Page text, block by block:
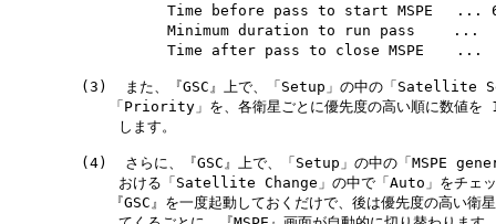
Time before pass to start MSPE　 ...
Minimum duration to run pass　　 ...  3
Time after pass to close MSPE　  ...
(3)  また、『GSC』上で、「Setup」の中の「Satellite
「Priority」を、各衛星ごとに優先度の高い順に数値を 1
します。
(4)  さらに、『GSC』上で、「Setup」の中の「MSPE
おける「Satellite Change」の中で「Auto」をチェック
『GSC』を一度起動しておくだけで、後は優先度の高い衛星